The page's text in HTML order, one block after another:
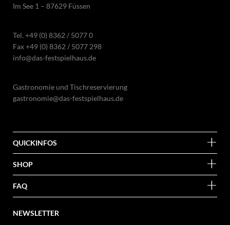
Im See 1 – 87629 Füssen
Tel.+49 (0) 8362 / 5077 0
Fax +49 (0) 8362 / 5077 298
info@das-festspielhaus.de
Gastronomie und Tischreservierung
gastronomie@das-festspielhaus.de
QUICKINFOS
SHOP
FAQ
NEWSLETTER